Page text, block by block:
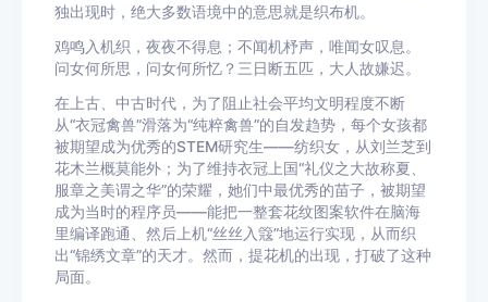
独出现时，绝大多数语境中的意思就是织布机。
鸡鸣入机织，夜夜不得息；不闻机杼声，唯闻女叹息。
问女何所思，问女何所忆？三日断五匹，大人故嫌迟。
在上古、中古时代，为了阻止社会平均文明程度不断
从“衣冠禽兽”滑落为“纯粹禽兽”的自发趋势，每个女孩都
被期望成为优秀的STEM研究生——纺织女，从刘兰芝到
花木兰概莫能外；为了维持衣冠上国“礼仪之大故称夏、
服章之美谓之华”的荣耀，她们中最优秀的苗子，被期望
成为当时的程序员——能把一整套花纹图案软件在脑海
里编译跑通、然后上机“丝丝入簆”地运行实现，从而织
出“锦绣文章”的天才。然而，提花机的出现，打破了这种
局面。